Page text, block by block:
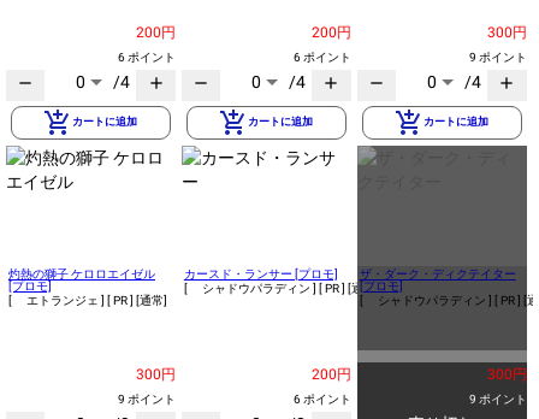
200円
6 ポイント
remove 0 /4 add
add_shopping_cart カートに追加
200円
6 ポイント
remove 0 /4 add
add_shopping_cart カートに追加
300円
9 ポイント
remove 0 /4 add
add_shopping_cart カートに追加
灼熱の獅子 ケロロエイゼル
[プロモ]
[ エトランジェ ] [ PR ] [通常]
300円
9 ポイント
カースド・ランサー [プロモ]
[ シャドウパラディン ] [ PR ] [通常]
200円
6 ポイント
ザ・ダーク・ディクテイター
[プロモ]
[ シャドウパラディン ] [ PR ] [
300円
9 ポイント